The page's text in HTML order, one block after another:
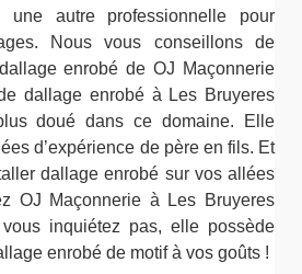
une autre professionnelle pour
Nous vous conseillons de
enrobé de OJ Maçonnerie
dallage enrobé à Les Bruyeres
doué dans ce domaine. Elle
d’expérience de père en fils. Et
dallage enrobé sur vos allées
OJ Maçonnerie à Les Bruyeres
inquiétez pas, elle possède
enrobé de motif à vos goûts !